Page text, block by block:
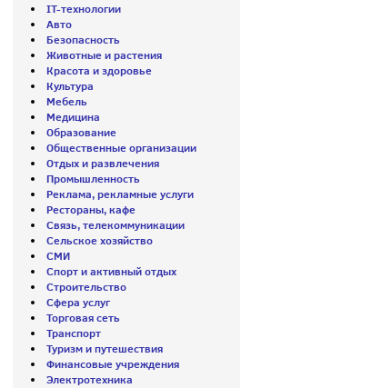
IT-технологии
Авто
Безопасность
Животные и растения
Красота и здоровье
Культура
Мебель
Медицина
Образование
Общественные организации
Отдых и развлечения
Промышленность
Реклама, рекламные услуги
Рестораны, кафе
Связь, телекоммуникации
Сельское хозяйство
СМИ
Спорт и активный отдых
Строительство
Сфера услуг
Торговая сеть
Транспорт
Туризм и путешествия
Финансовые учреждения
Электротехника